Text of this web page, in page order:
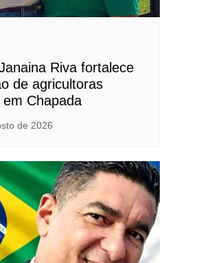
Riva fortalece
de agricultoras
Chapada
de 2026